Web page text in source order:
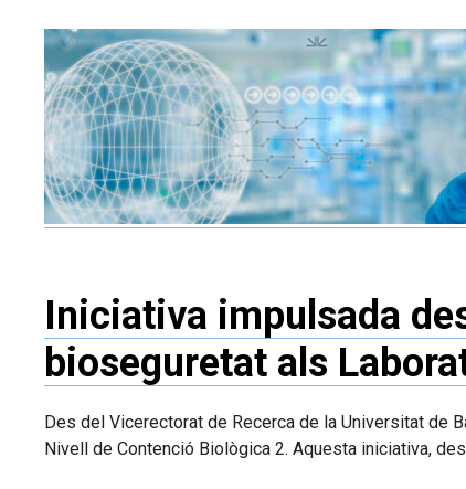
Iniciativa impulsada
bioseguretat als
Des del Vicerectorat de Recerca de la Universitat de
Nivell de Contenció Biològica 2. Aquesta iniciativa,